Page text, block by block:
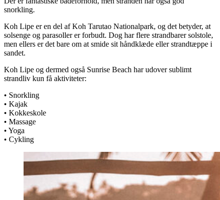
snorkling.
Koh Lipe er en del af Koh Tarutao Nationalpark, og det betyder, at
solsenge og parasoller er forbudt. Dog har flere strandbarer solstole,
men ellers er det bare om at smide sit håndklæde eller strandtæppe i
sandet.
Koh Lipe og dermed også Sunrise Beach har udover sublimt
strandliv kun få aktiviteter:
• Snorkling
• Kajak
• Kokkeskole
• Massage
• Yoga
• Cykling